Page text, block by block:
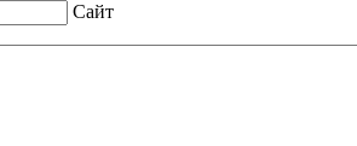
Сайт